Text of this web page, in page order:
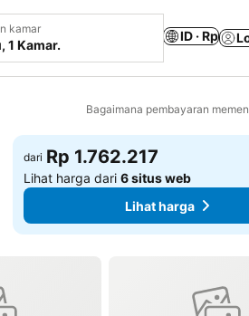
kamar
1 Kamar.
ID · Rp
Bagaimana pembayaran
ke favorit
dari Rp 1.762.217
Lihat harga dari6 situs web
Lihat harga